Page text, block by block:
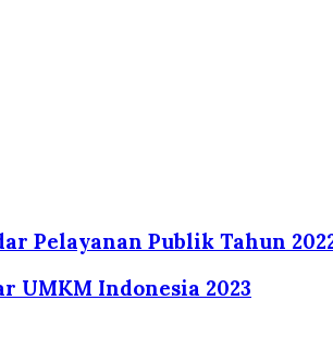
Pelayanan Publik Tahun
UMKM Indonesia 2023